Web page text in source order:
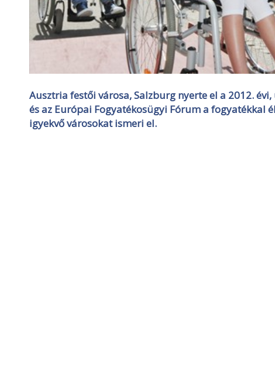
Ausztria festői városa, Salzburg nyerte el a 2012.
és az Európai Fogyatékosügyi Fórum a
igyekvő városokat ismeri el.